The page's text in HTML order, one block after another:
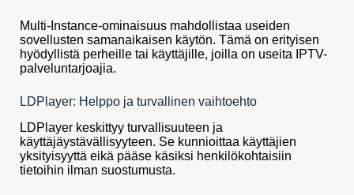
Multi-Instance-ominaisuus mahdollistaa useiden
sovellusten samanaikaisen käytön. Tämä on erityisen
hyödyllistä perheille tai käyttäjille, joilla on useita IPTV-
palveluntarjoajia.
LDPlayer: Helppo ja turvallinen vaihtoehto
LDPlayer keskittyy turvallisuuteen ja
käyttäjäystävällisyyteen. Se kunnioittaa käyttäjien
yksityisyyttä eikä pääse käsiksi henkilökohtaisiin
tietoihin ilman suostumusta.